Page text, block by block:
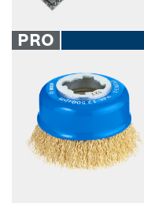
PRO